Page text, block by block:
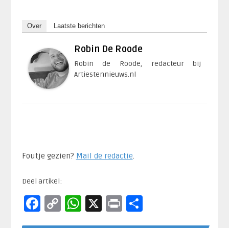
Over Laatste berichten
Robin De Roode
Robin de Roode, redacteur bij
Artiestennieuws.nl
Foutje gezien? Mail de redactie.​
Deel artikel:
Facebook
CopyWhatsApp
X PrintDelen